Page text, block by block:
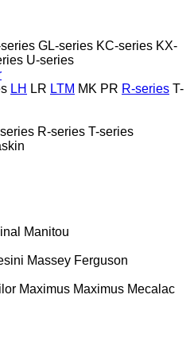
GL-series KC-series KX-
U-series
LH LR LTM MK PR R-series T-
R-series T-series
Manitou
Massey Ferguson
Maximus Maximus Mecalac